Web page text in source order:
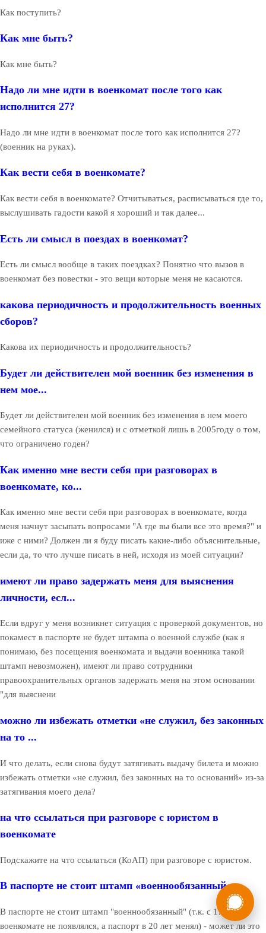
Как поступить?
Как мне быть?
Как мне быть?
Надо ли мне идти в военкомат после того как
исполнится 27?
Надо ли мне идти в военкомат после того как исполнится 27?
(военник на руках).
Как вести себя в военкомате?
Как вести себя в военкомате? Отчитываться, расписываться где то,
выслушивать гадости какой я хороший и так далее...
Есть ли смысл в поездах в военкомат?
Есть ли смысл вообще в таких поездках? Понятно что вызов в
военкомат без повестки - это вещи которые меня не касаются.
какова периодичность и продолжительность военных
сборов?
Какова их периодичность и продолжительность?
Будет ли действителен мой военник без изменения в
нем мое...
Будет ли действителен мой военник без изменения в нем моего
семейного статуса (женился) и с отметкой лишь в 2005году о том,
что ограничено годен?
Как именно мне вести себя при разговорах в
военкомате, ко...
Как именно мне вести себя при разговорах в военкомате, когда
меня начнут засыпать вопросами "А где вы были все это время?" и
иже с ними? Должен ли я буду писать какие-либо объяснительные,
если да, то что лучше писать в ней, исходя из моей ситуации?
имеют ли право задержать меня для выяснения
личности, есл...
Если вдруг у меня возникнет ситуация с проверкой документов, но
покамест в паспорте не будет штампа о военной службе (как я
понимаю, без посещения военкомата и выдачи военника такой
штамп невозможен), имеют ли право сотрудники
правоохранительных органов задержать меня на этом основании
"для выяснени
можно ли избежать отметки «не служил, без законных
на то ...
И что делать, если снова будут затягивать выдачу билета и можно
избежать отметки «не служил, без законных на то оснований» из-за
затягивания моего дела?
на что ссылаться при разговоре с юристом в
военкомате
Подскажите на что ссылаться (КоАП) при разговоре с юристом.
В паспорте не стоит штамп «военнообязанный»
В паспорте не стоит штамп "военнообязанный" (т.к. с 17 лет в
военкомате не появлялся, а паспорт в 20 лет менял) - может ли это
Мы в России
Бесплатная
8 (800) 775-35-89